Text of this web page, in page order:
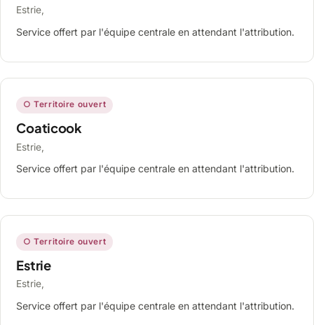
Estrie,
Service offert par l'équipe centrale en attendant l'attribution.
○ Territoire ouvert
Coaticook
Estrie,
Service offert par l'équipe centrale en attendant l'attribution.
○ Territoire ouvert
Estrie
Estrie,
Service offert par l'équipe centrale en attendant l'attribution.